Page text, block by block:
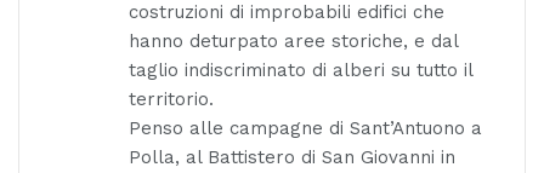
costruzioni di improbabili edifici che
hanno deturpato aree storiche, e dal
taglio indiscriminato di alberi su tutto il
territorio.
Penso alle campagne di Sant’Antuono a
Polla, al Battistero di San Giovanni in